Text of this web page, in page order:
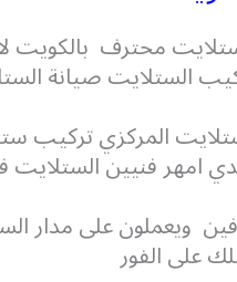
محترف بالكويت
صيانة
المركزي تركيب
امهر فنيين الستلايت
ويعملون على مدار
على الفور